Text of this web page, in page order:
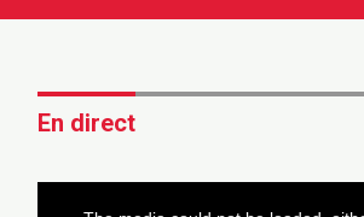
En direct